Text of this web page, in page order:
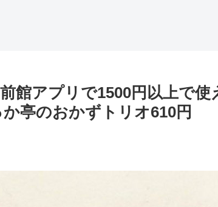
前館アプリで1500円以上で
亭のおかずトリオ610円